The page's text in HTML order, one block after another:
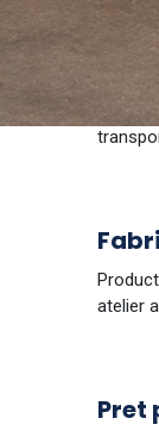
atelier
Pret